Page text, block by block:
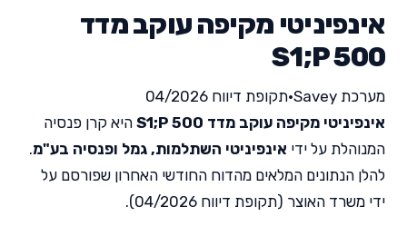
אינפיניטי מקיפה עוקב מדד
S1;P 500
מערכת Savey •תקופת דיווח 04/2026
אינפיניטי מקיפה עוקב מדד S1;P 500
היא קרן פנסיה
המנוהלת על ידי אינפיניטי השתלמות, גמל ופנסיה בע"מ.
להלן הנתונים המלאים מהדוח החודשי האחרון שפורסם על
ידי משרד האוצר (תקופת דיווח 04/2026).